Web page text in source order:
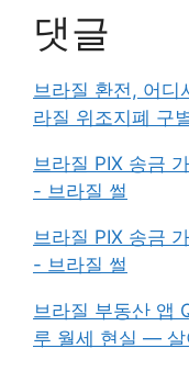
댓글
브라질 환전, 어디
라질 위조지폐 구
브라질 PIX 송금
- 브라질 썰
브라질 PIX 송금
- 브라질 썰
브라질 부동산 앱
루 월세 현실 — 살